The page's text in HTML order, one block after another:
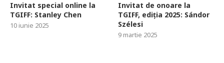
Invitat special online la
TGIFF: Stanley Chen
10 iunie 2025
Invitat de onoare la
TGIFF, ediția 2025: Sándor
Szélesi
9 martie 2025